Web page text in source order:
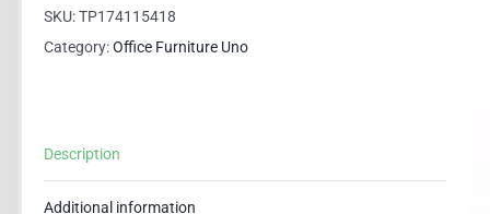
UNO
Lemari
Tinggi
SKU:TP174115418
Category:Office Furniture Uno
Description
Additional information